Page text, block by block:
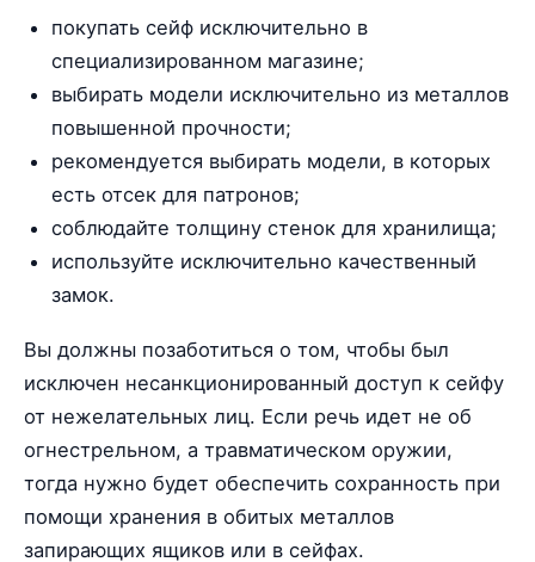
покупать сейф исключительно в
специализированном магазине;
выбирать модели исключительно из металлов
повышенной прочности;
рекомендуется выбирать модели, в которых
есть отсек для патронов;
соблюдайте толщину стенок для хранилища;
используйте исключительно качественный
замок.
Вы должны позаботиться о том, чтобы был
исключен несанкционированный доступ к сейфу
от нежелательных лиц. Если речь идет не об
огнестрельном, а травматическом оружии,
тогда нужно будет обеспечить сохранность при
помощи хранения в обитых металлов
запирающих ящиков или в сейфах.